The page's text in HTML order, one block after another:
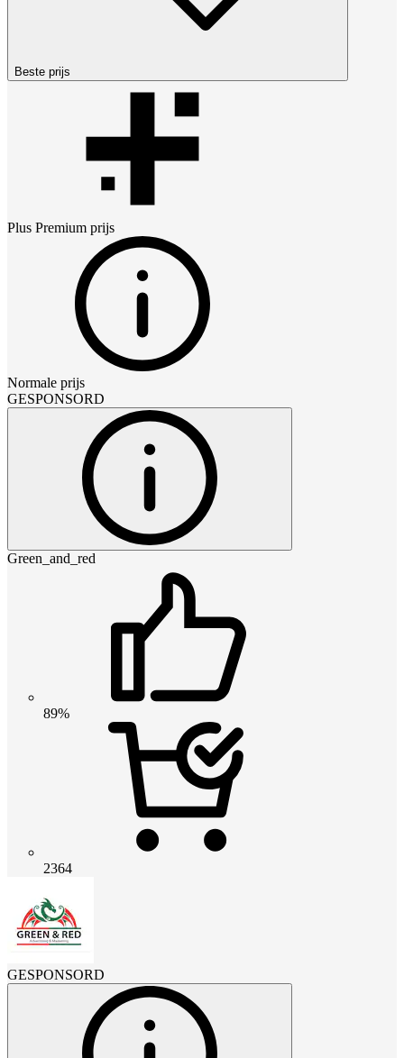
Beste prijs
Plus Premium prijs
Normale prijs
GESPONSORD
Green_and_red
89%
2364
GESPONSORD